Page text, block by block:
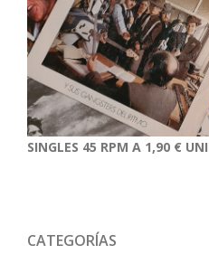
SINGLES 45 RPM A 1,90 €
CATEGORÍAS